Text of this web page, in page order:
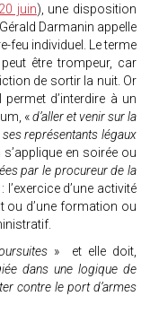
juin), une disposition
Darmanin appelle
feu individuel. Le terme
être trompeur, car
de sortir la nuit. Or
d’interdire à un
«d’aller et venir sur la
représentants légaux
en soirée ou
par le procureur de la
d’une activité
ou d’une formation ou
» et elle doit,
dans une logique de
contre le port d’armes